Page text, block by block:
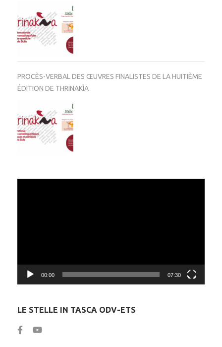
PROCÈS-VERBAL DES ŒUVRES FINALISTES DE LA HUITIÈME
ÉDITION DE THRINAKÌA
00:00 07:30
LE STELLE IN TASCA ODV-ETS